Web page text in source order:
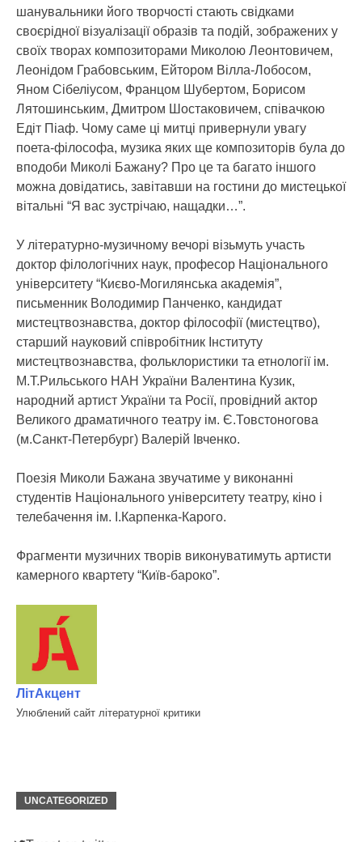
шанувальники його творчості стають свідками
своєрідної візуалізації образів та подій, зображених у
своїх творах композиторами Миколою Леонтовичем,
Леонідом Грабовським, Ейтором Вілла-Лобосом,
Яном Сібеліусом, Францом Шубертом, Борисом
Лятошинським, Дмитром Шостаковичем, співачкою
Едіт Піаф. Чому саме ці митці привернули увагу
поета-філософа, музика яких ще композиторів була до
вподоби Миколі Бажану? Про це та багато іншого
можна довідатись, завітавши на гостини до мистецької
вітальні “Я вас зустрічаю, нащадки…”.
У літературно-музичному вечорі візьмуть участь
доктор філологічних наук, професор Національного
університету “Києво-Могилянська академія”,
письменник Володимир Панченко, кандидат
мистецтвознавства, доктор філософії (мистецтво),
старший науковий співробітник Інституту
мистецтвознавства, фольклористики та етнології ім.
М.Т.Рильського НАН України Валентина Кузик,
народний артист України та Росії, провідний актор
Великого драматичного театру ім. Є.Товстоногова
(м.Санкт-Петербург) Валерій Івченко.
Поезія Миколи Бажана звучатиме у виконанні
студентів Національного університету театру, кіно і
телебачення ім. І.Карпенка-Карого.
Фрагменти музичних творів виконуватимуть артисти
камерного квартету “Київ-бароко”.
ЛітАкцент
Улюблений сайт літературної критики
UNCATEGORIZED